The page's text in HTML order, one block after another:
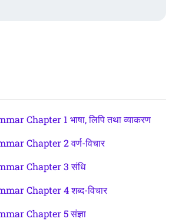
Chapter 1 भाषा, लिपि तथा व्याकरण
Chapter 2 वर्ण-विचार
Chapter 3 संधि
Chapter 4 शब्द-विचार
Chapter 5 संज्ञा